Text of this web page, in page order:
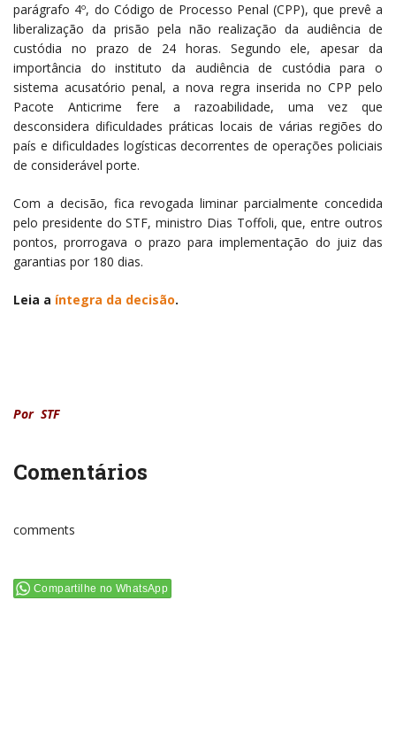
parágrafo 4º, do Código de Processo Penal (CPP), que prevê a
liberalização da prisão pela não realização da audiência de
custódia no prazo de 24 horas. Segundo ele, apesar da
importância do instituto da audiência de custódia para o
sistema acusatório penal, a nova regra inserida no CPP pelo
Pacote Anticrime fere a razoabilidade, uma vez que
desconsidera dificuldades práticas locais de várias regiões do
país e dificuldades logísticas decorrentes de operações policiais
de considerável porte.
Com a decisão, fica revogada liminar parcialmente concedida
pelo presidente do STF, ministro Dias Toffoli, que, entre outros
pontos, prorrogava o prazo para implementação do juiz das
garantias por 180 dias.
Leia a íntegra da decisão.
Por STF
Comentários
comments
Compartilhe no WhatsApp